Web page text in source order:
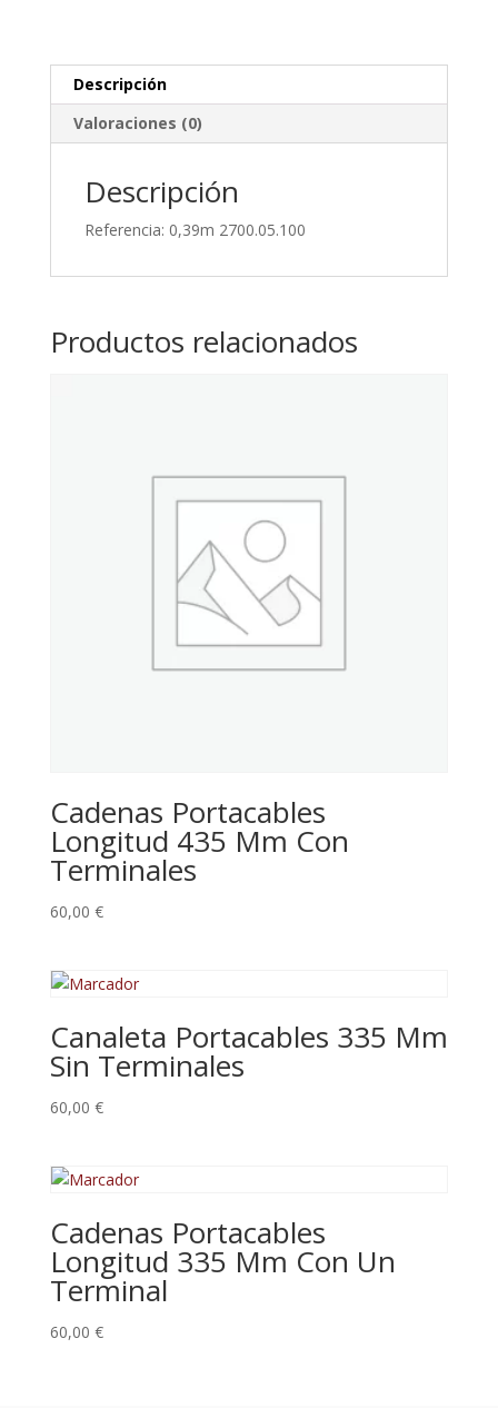
Terminal
cantidad
Descripción
Valoraciones (0)
Descripción
Referencia: 0,39m 2700.05.100
Productos relacionados
Cadenas Portacables
Longitud 435 Mm Con
Terminales
60,00 €
Canaleta Portacables 335 Mm
Sin Terminales
60,00 €
Cadenas Portacables
Longitud 335 Mm Con Un
Terminal
60,00 €